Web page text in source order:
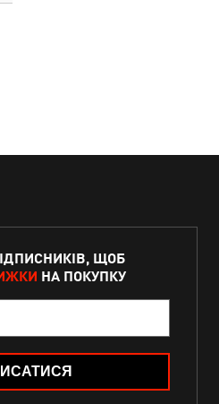
ЩОБ
НА ПОКУПКУ